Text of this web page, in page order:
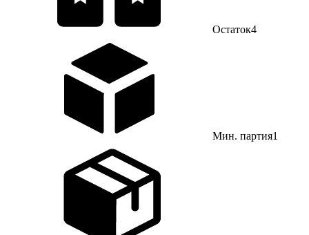
Остаток4
Мин. партия1